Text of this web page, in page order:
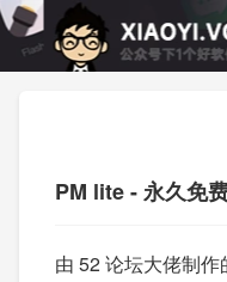
PM lite - 永久免
由 52 论坛大佬制